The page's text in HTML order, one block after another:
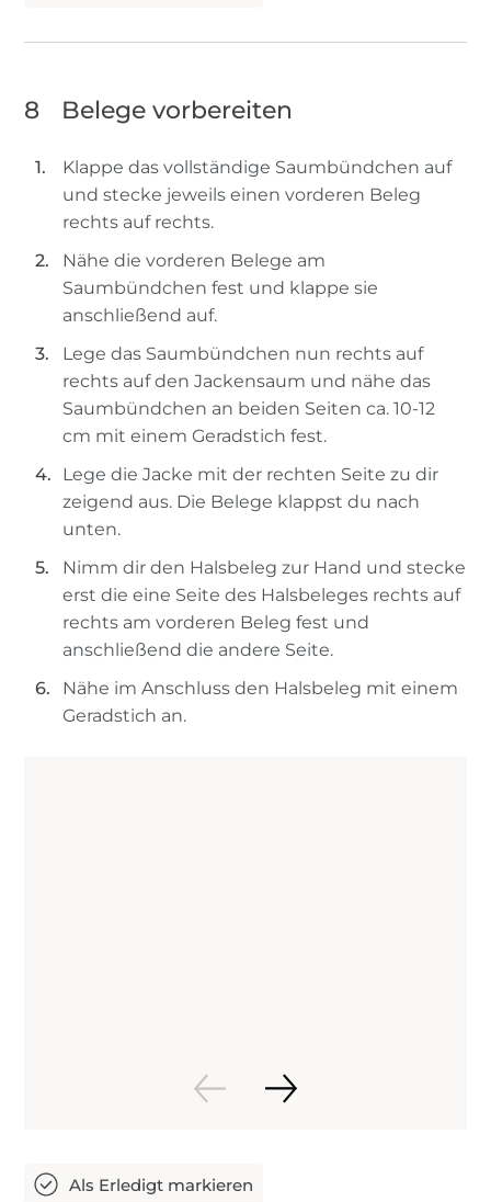
8 Belege vorbereiten
Klappe das vollständige Saumbündchen auf
und stecke jeweils einen vorderen Beleg
rechts auf rechts.
Nähe die vorderen Belege am
Saumbündchen fest und klappe sie
anschließend auf.
Lege das Saumbündchen nun rechts auf
rechts auf den Jackensaum und nähe das
Saumbündchen an beiden Seiten ca. 10-12
cm mit einem Geradstich fest.
Lege die Jacke mit der rechten Seite zu dir
zeigend aus. Die Belege klappst du nach
unten.
Nimm dir den Halsbeleg zur Hand und stecke
erst die eine Seite des Halsbeleges rechts auf
rechts am vorderen Beleg fest und
anschließend die andere Seite.
Nähe im Anschluss den Halsbeleg mit einem
Geradstich an.